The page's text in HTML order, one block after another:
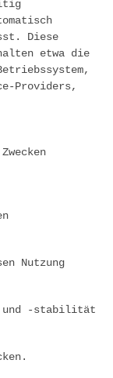
Diese
etwa die
Providers,
Nutzung
und -stabilität